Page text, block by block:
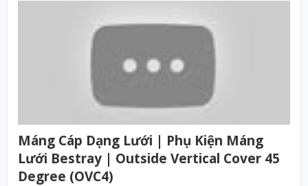
Máng Cáp Dạng Lưới | Phụ Kiện Máng
Lưới Bestray | Outside Vertical Cover 45
Degree (OVC4)